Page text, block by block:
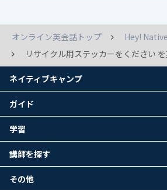
オンライン英会話トップ
Hey!
リサイクル用ステッカーをください
ネイティブキャンプ
ガイド
学習
講師を探す
その他